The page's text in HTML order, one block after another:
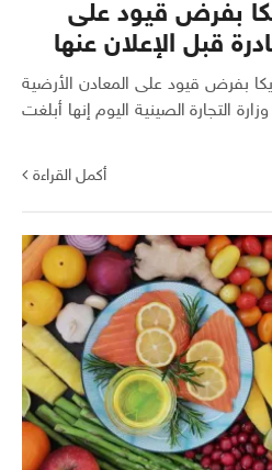
بفرض قيود على
قبل الإعلان عنها
بفرض قيود على المعادن الأرضية
التجارة الصينية اليوم إنها أبلغت
أكمل القراءة